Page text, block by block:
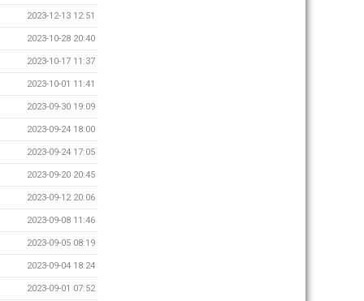
2023-12-13 12:51
2023-10-28 20:40
2023-10-17 11:37
2023-10-01 11:41
2023-09-30 19:09
2023-09-24 18:00
2023-09-24 17:05
2023-09-20 20:45
2023-09-12 20:06
2023-09-08 11:46
2023-09-05 08:19
2023-09-04 18:24
2023-09-01 07:52